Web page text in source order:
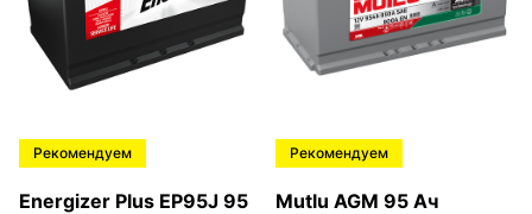
Рекомендуем
Energizer Plus EP95J 95
Рекомендуем
Mutlu AGM 95 Ач